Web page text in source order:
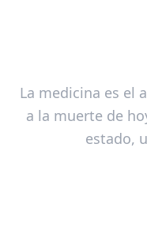
La medicina es el
a la muerte de
estado,